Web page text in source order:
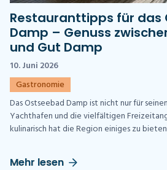
Restauranttipps für das
Damp – Genuss
und Gut Damp
10. Juni 2026
Gastronomie
Das Ostseebad Damp ist nicht nur für
Yachthafen und die vielfältigen
kulinarisch hat die Region einiges zu
Mehr lesen